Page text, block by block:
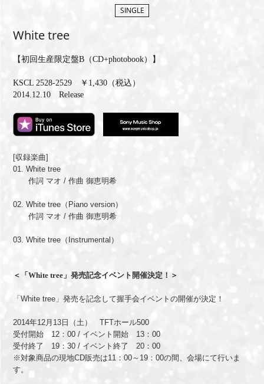
MEMBERS CLUB ID-S
SINGLE
White tree
【初回生産限定盤B（CD+photobook）】
KSCL 2528-2529 ￥1,430（税込）
2014.12.10 Release
[収録楽曲]
01. White tree
作詞 マオ / 作曲 御恵明希
02. White tree（Piano version）
作詞 マオ / 作曲 御恵明希
03. White tree（Instrumental）
＜「White tree」発売記念イベント開催決定！＞
「White tree」発売を記念して握手会イベントの開催が決定！
2014年12月13日（土） TFTホール500
受付開始 12：00 / イベント開始 13：00
受付終了 19：30 / イベント終了 20：00
※対象商品の現地CD販売は11：00～19：00の間、会場にて行いま
す。